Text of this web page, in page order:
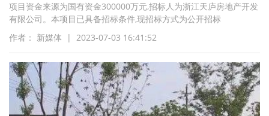
项目资金来源为国有资金300000万元,招标人为浙江天庐房地产开发
有限公司。本项目已具备招标条件,现招标方式为公开招标
作者： 新媒体 | 2023-07-03 16:41:52